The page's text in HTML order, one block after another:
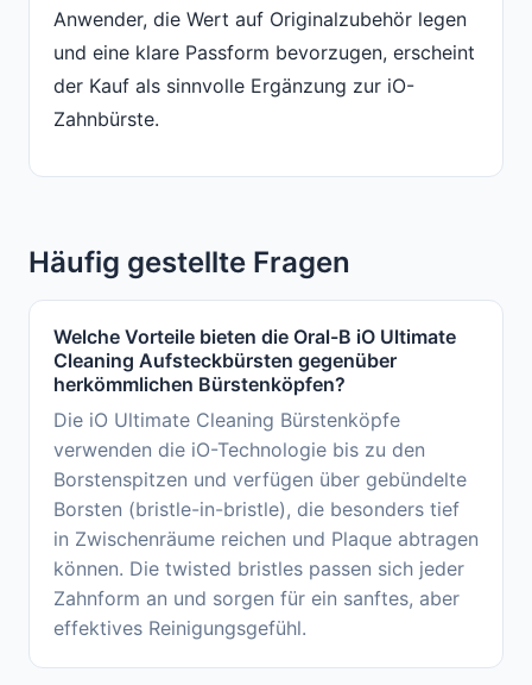
Anwender, die Wert auf Originalzubehör legen
und eine klare Passform bevorzugen, erscheint
der Kauf als sinnvolle Ergänzung zur iO-
Zahnbürste.
Häufig gestellte Fragen
Welche Vorteile bieten die Oral-B iO Ultimate
Cleaning Aufsteckbürsten gegenüber
herkömmlichen Bürstenköpfen?
Die iO Ultimate Cleaning Bürstenköpfe
verwenden die iO-Technologie bis zu den
Borstenspitzen und verfügen über gebündelte
Borsten (bristle-in-bristle), die besonders tief
in Zwischenräume reichen und Plaque abtragen
können. Die twisted bristles passen sich jeder
Zahnform an und sorgen für ein sanftes, aber
effektives Reinigungsgefühl.